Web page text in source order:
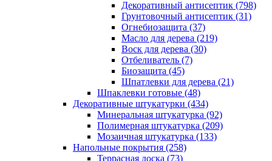
Декоративный антисептик (798)
Грунтовочный антисептик (31)
Огнебиозащита (37)
Масло для дерева (219)
Воск для дерева (30)
Отбеливатель (7)
Биозащита (45)
Шпатлевки для дерева (21)
Шпаклевки готовые (48)
Декоративные штукатурки (434)
Минеральная штукатурка (92)
Полимерная штукатурка (209)
Мозаичная штукатурка (133)
Напольные покрытия (258)
Террасная доска (73)